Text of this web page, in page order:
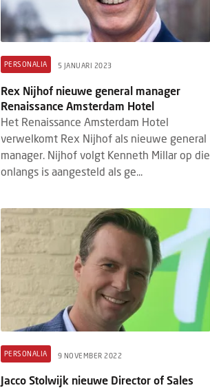
PERSONALIA 5 JANUARI 2023
Rex Nijhof nieuwe general manager
Renaissance Amsterdam Hotel
Het Renaissance Amsterdam Hotel
verwelkomt Rex Nijhof als nieuwe general
manager. Nijhof volgt Kenneth Millar op die
onlangs is aangesteld als ge...
PERSONALIA 9 NOVEMBER 2022
Jacco Stolwijk nieuwe Director of Sales